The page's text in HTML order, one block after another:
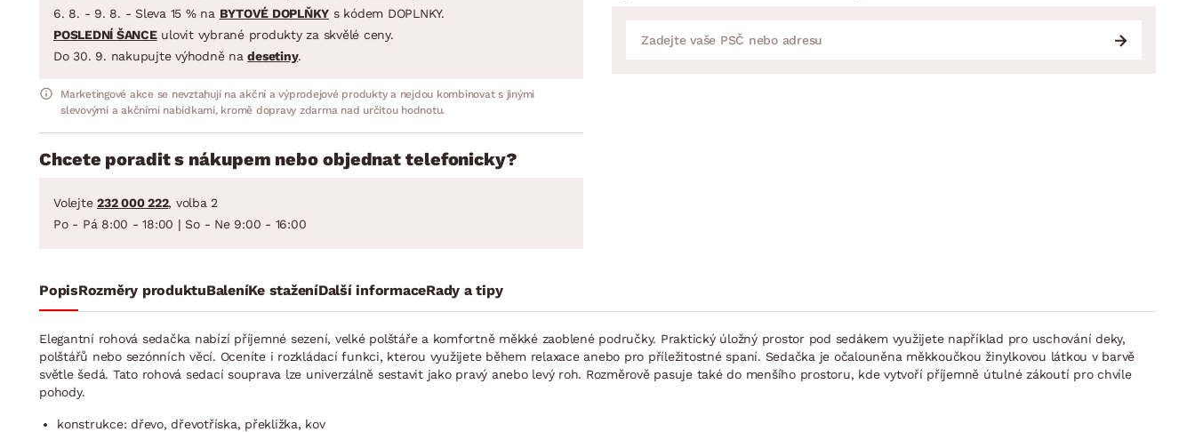
6. 8. - 9. 8. - Sleva 15 % na BYTOVÉ DOPLŇKY s kódem DOPLNKY.
POSLEDNÍ ŠANCEulovit vybrané produkty za skvělé ceny.
Do 30. 9. nakupujte výhodně nadesetiny.
Marketingové akce se nevztahují na akční a výprodejové produkty a nejdou kombinovat s jinými
slevovými a akčními nabídkami, kromě dopravy zdarma nad určitou hodnotu.
Chcete poradit s nákupem nebo objednat telefonicky?
Volejte 232 000 222, volba 2
Po - Pá 8:00 - 18:00 | So - Ne 9:00 - 16:00
PopisRozměry produktuBaleníKe staženíDalší informaceRady a tipy
Elegantní rohová sedačka nabízí příjemné sezení, velké polštáře a komfortně měkké zaoblené područky. Praktický úložný prostor pod sedákem využijete například pro uschování deky,
polštářů nebo sezónních věcí. Oceníte i rozkládací funkci, kterou využijete během relaxace anebo pro příležitostné spaní. Sedačka je očalouněna měkkoučkou žinylkovou látkou v barvě
světle šedá. Tato rohová sedací souprava lze univerzálně sestavit jako pravý anebo levý roh. Rozměrově pasuje také do menšího prostoru, kde vytvoří příjemně útulné zákoutí pro chvíle
pohody.
konstrukce: dřevo, dřevotříska, překližka, kov